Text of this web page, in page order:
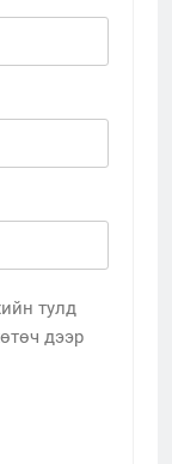
тулд
дээр